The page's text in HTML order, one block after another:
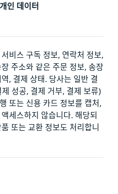
인 데이터
비스 구독 정보, 연락처 정보,
주소와 같은 주문 정보, 송장
, 결제 상태. 당사는 일반 결
성공, 결제 거부, 결제 보류)
또는 신용 카드 정보를 캡처,
세스하지 않습니다. 해당되
또는 교환 정보도 처리합니